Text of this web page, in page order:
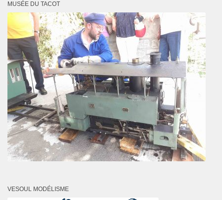
MUSÉE DU TACOT
VESOUL MODÉLISME